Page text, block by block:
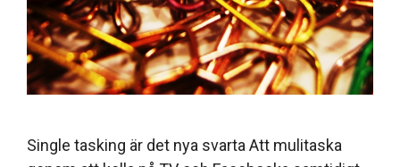
Single tasking är det nya svarta Att mulitaska